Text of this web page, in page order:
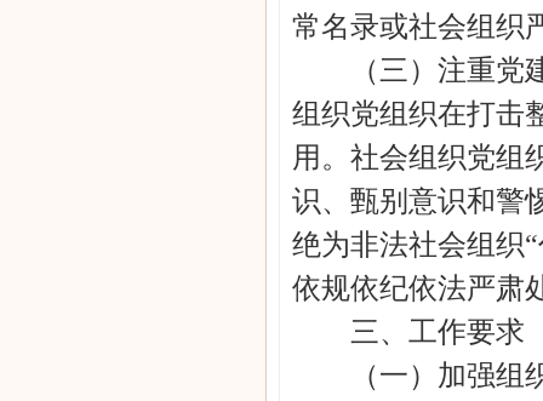
常名录或社会组织
（三）注重党建
组织党组织在打击
用。社会组织党组
识、甄别意识和警
绝为非法社会组织
依规依纪依法严肃
三、工作要求
（一）加强组织